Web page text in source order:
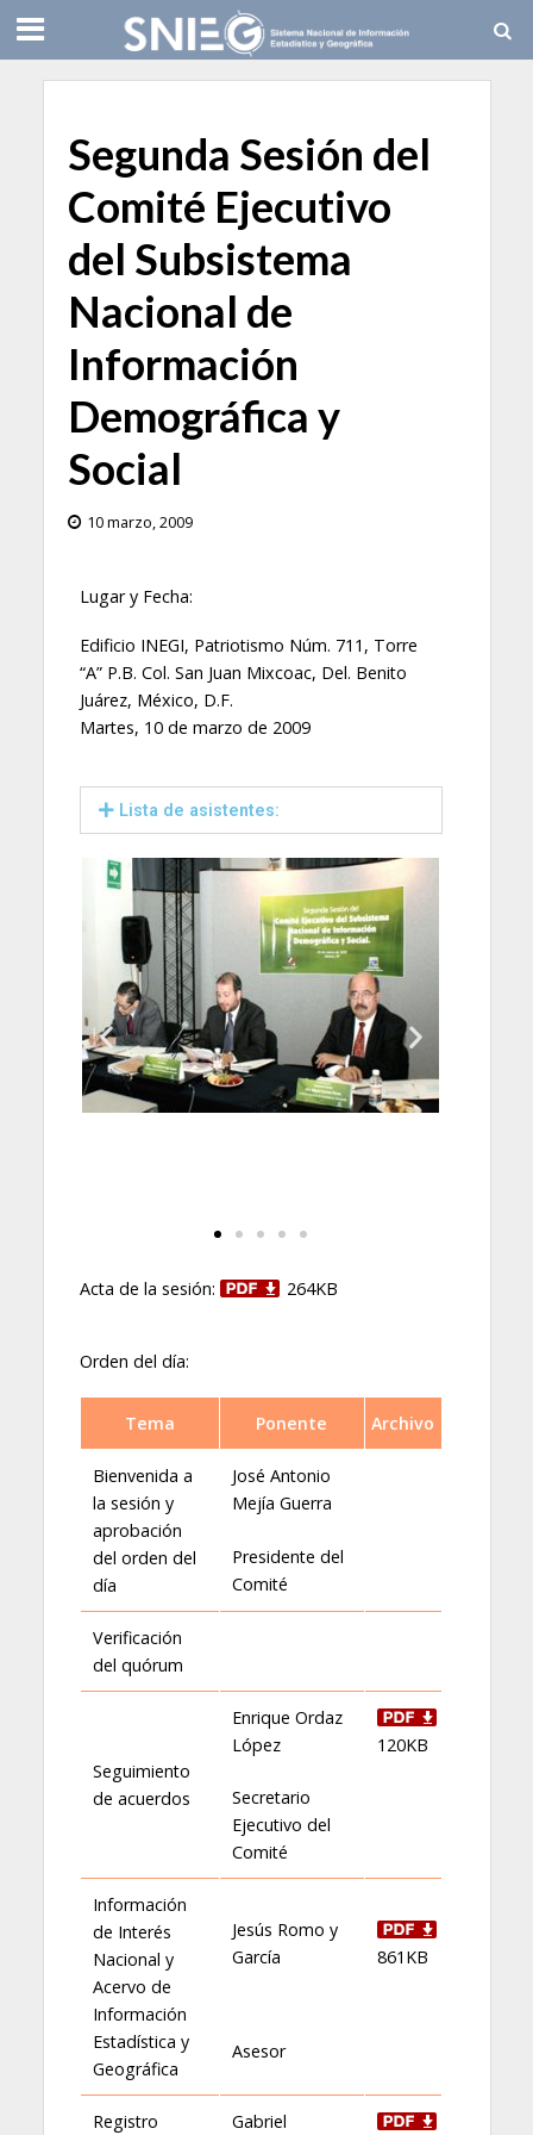
Segunda Sesión del
Comité Ejecutivo
del Subsistema
Nacional de
Información
Demográfica y
Social
10 marzo, 2009
Lugar y Fecha:
Edificio INEGI, Patriotismo Núm. 711, Torre
“A” P.B. Col. San Juan Mixcoac, Del. Benito
Juárez, México, D.F.
Martes, 10 de marzo de 2009
Lista de asistentes:
Acta de la sesión: 264KB
Orden del día:
Tema Ponente Archivo
Bienvenida a
la sesión y
aprobación
del orden del
día
José Antonio
Mejía Guerra
Presidente del
Comité
Verificación
del quórum
Seguimiento
de acuerdos
Enrique Ordaz
López
120KB
Secretario
Ejecutivo del
Comité
Información
de Interés
Nacional y
Acervo de
Información
Estadística y
Geográfica
Jesús Romo y
García
861KB
Asesor
Registro Gabriel